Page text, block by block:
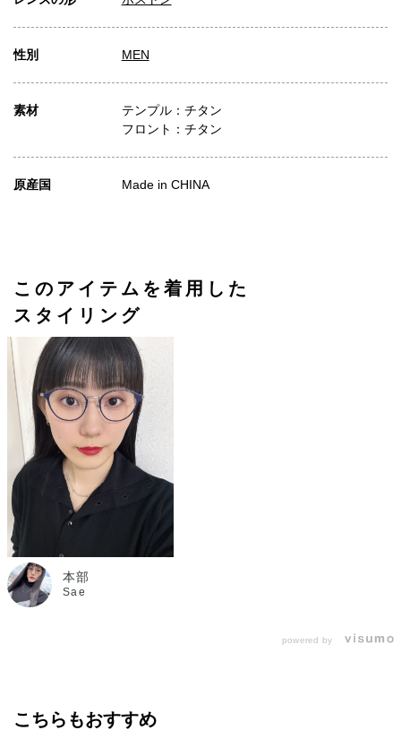
性別 MEN
素材
テンプル：チタン
フロント：チタン
原産国 Made in CHINA
このアイテムを着用した
スタイリング
本部
Sae
powered by
こちらもおすすめ